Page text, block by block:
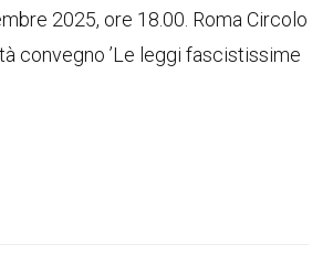
2025, ore 18.00. Roma Circolo
convegno ’Le leggi fascistissime